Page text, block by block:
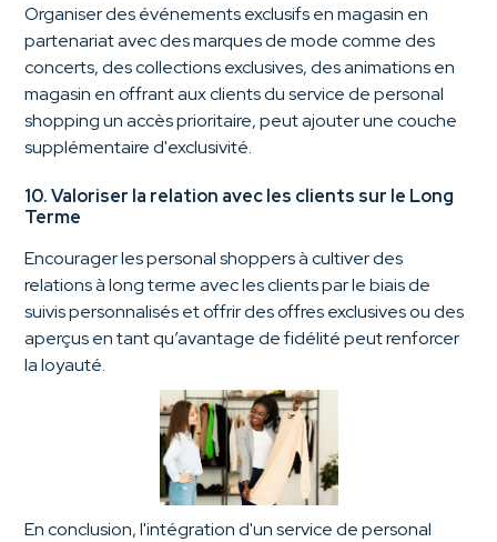
Organiser des événements exclusifs en magasin en
partenariat avec des marques de mode comme des
concerts, des collections exclusives, des animations en
magasin en offrant aux clients du service de personal
shopping un accès prioritaire, peut ajouter une couche
supplémentaire d'exclusivité.
10. Valoriser la relation avec les clients sur le Long
Terme
Encourager les personal shoppers à cultiver des
relations à long terme avec les clients par le biais de
suivis personnalisés et offrir des offres exclusives ou des
aperçus en tant qu’avantage de fidélité peut renforcer
la loyauté.
En conclusion, l'intégration d'un service de personal